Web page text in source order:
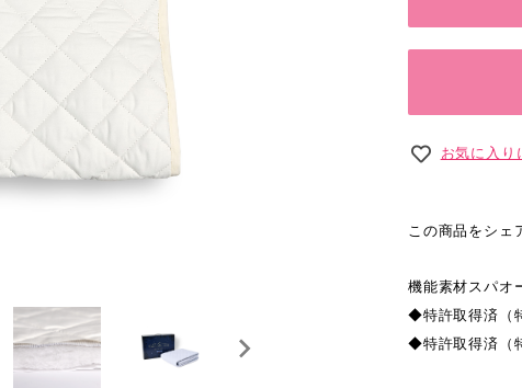
お気に入り
この商品をシェ
機能素材スパオ
◆特許取得済（
◆特許取得済（